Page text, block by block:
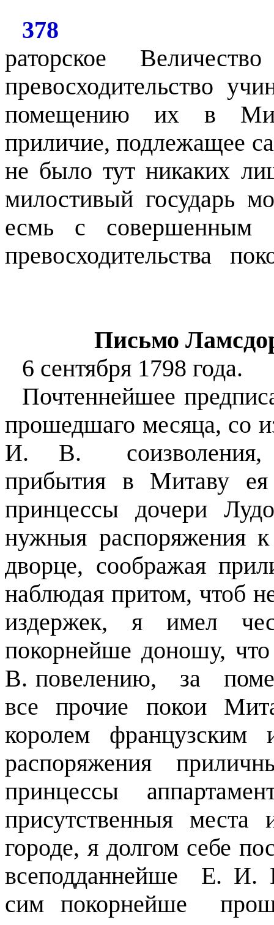
378
раторское
превосходительство
помещению их в
приличие, подлежащее
не было тут никаких
милостивый государь
есмь с совершенным
превосходительства
Письмо
6 сентября 1798 года.
Почтеннейшее
прошедшаго месяца, со
И.
В.
прибытия в Митаву
принцессы дочери
нужныя распоряжения
дворце, соображая
наблюдая притом, чтоб
издержек,
я имел
покорнейше доношу,
В. повелению,
за
все прочие покои
королем
распоряжения
принцессы
присутственныя
городе, я долгом себе
всеподданнейше
Е. И.
сим покорнейше